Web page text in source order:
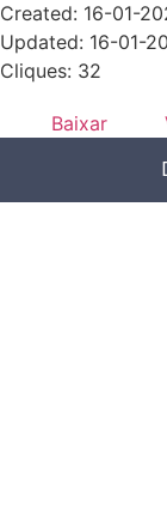
Created: 16-01-
Updated: 16-01-
Cliques: 32
Baixar